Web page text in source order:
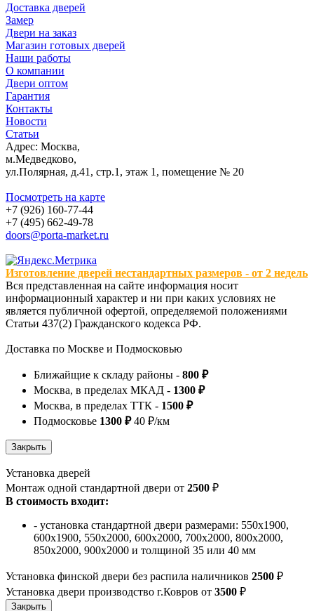
Доставка дверей
Замер
Двери на заказ
Магазин готовых дверей
Наши работы
О компании
Двери оптом
Гарантия
Контакты
Новости
Статьи
Адрес: Москва,
м.Медведково,
ул.Полярная, д.41, стр.1, этаж 1, помещение № 20
Посмотреть на карте
+7 (926) 160-77-44
+7 (495) 662-49-78
doors@porta-market.ru
Изготовление дверей нестандартных размеров - от 2 недель
Вся представленная на сайте информация носит
информационный характер и ни при каких условиях не
является публичной офертой, определяемой положениями
Статьи 437(2) Гражданского кодекса РФ.
Доставка по Москве и Подмосковью
Ближайщие к складу районы - 800 ₽
Москва, в пределах МКАД - 1300 ₽
Москва, в пределах ТТК - 1500 ₽
Подмосковье 1300 ₽40 ₽/км
Установка дверей
Монтаж одной стандартной двери от 2500 ₽
В стоимость входит:
- установка стандартной двери размерами: 550х1900,
600х1900, 550х2000, 600х2000, 700х2000, 800х2000,
850х2000, 900х2000 и толщиной 35 или 40 мм
Установка финской двери без распила наличников 2500 ₽
Установка двери производство г.Ковров от 3500 ₽